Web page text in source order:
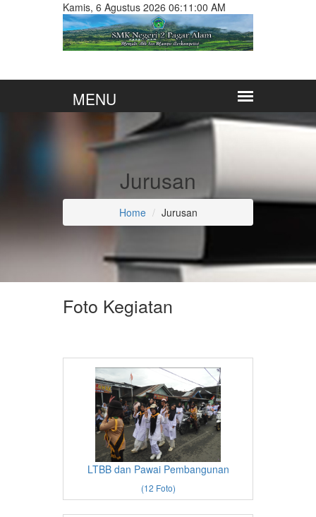
Kamis, 6 Agustus 2026 06:11:00 AM
Jurusan
Home Jurusan
Foto Kegiatan
LTBB dan Pawai Pembangunan
(12 Foto)